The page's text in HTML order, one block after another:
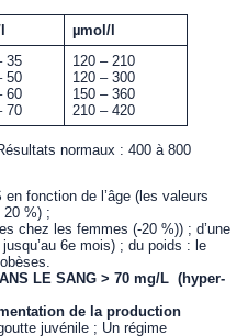
µmol/l
35
50
60
70
120 – 210
120 – 300
150 – 360
210 – 420
normaux : 400 à 800
fonction de l’âge (les valeurs
20 %) ;
chez les femmes (-20 %)) ; d’une
6e mois) ; du poids : le
LE SANG > 70 mg/L (hyper-
de la production
juvénile ; Un régime